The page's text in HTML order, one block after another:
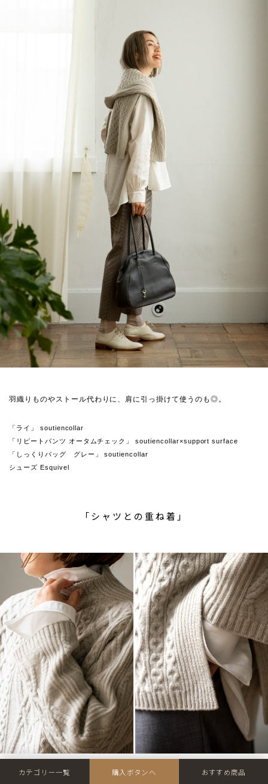
羽織りものやストール代わりに、肩に引っ掛けて使うのも◎。
「ライ」 soutiencollar
「リピートパンツ オータムチェック」 soutiencollar×support surface
「しっくりバッグ グレー」 soutiencollar
シューズ Esquivel
「シャツとの重ね着」
カテゴリー一覧 購入ボタンへ おすすめ商品